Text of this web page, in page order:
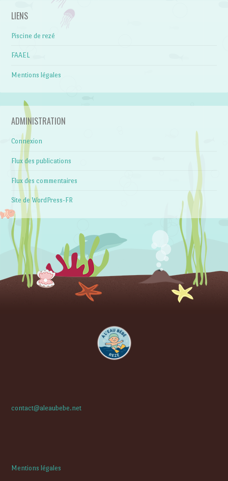
LIENS
Piscine de rezé
FAAEL
Mentions légales
ADMINISTRATION
Connexion
Flux des publications
Flux des commentaires
Site de WordPress-FR
contact@aleaubebe.net
Mentions légales